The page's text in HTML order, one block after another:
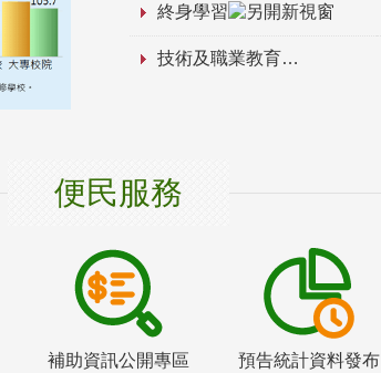
終身學習
技術及職業教育
便民服務
補助資訊公開專區
預告統計資料發布